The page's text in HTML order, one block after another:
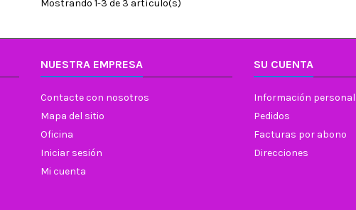
Mostrando 1-3 de 3 artículo(s)
NUESTRA EMPRESA
Contacte con nosotros
Mapa del sitio
Oficina
Iniciar sesión
Mi cuenta
SU CUENTA
Información personal
Pedidos
Facturas por abono
Direcciones